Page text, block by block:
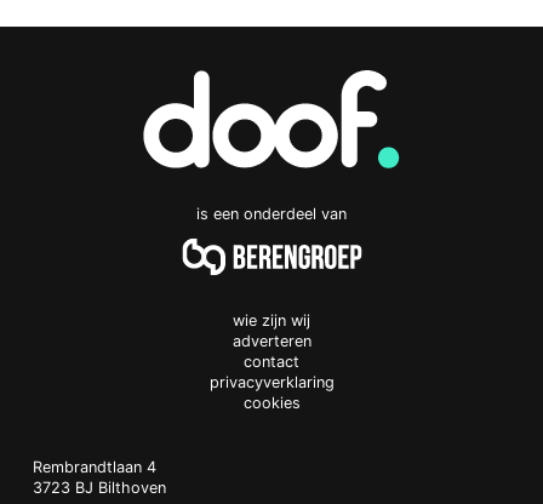
is een onderdeel van
wie zijn wij
adverteren
contact
privacyverklaring
cookies
Doof.nl
work
Rembrandtlaan 4
3723 BJ Bilthoven